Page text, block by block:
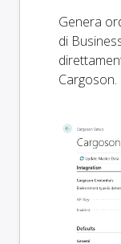
Genera
di
Cargoson.